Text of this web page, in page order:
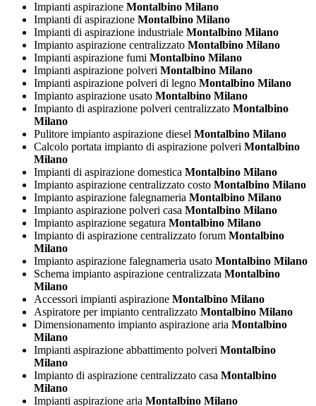
Impianti aspirazione Montalbino Milano
Impianti di aspirazione Montalbino Milano
Impianti di aspirazione industriale Montalbino Milano
Impianto aspirazione centralizzato Montalbino Milano
Impianti aspirazione fumi Montalbino Milano
Impianti aspirazione polveri Montalbino Milano
Impianti aspirazione polveri di legno Montalbino Milano
Impianto aspirazione usato Montalbino Milano
Impianto di aspirazione polveri centralizzato Montalbino
Milano
Pulitore impianto aspirazione diesel Montalbino Milano
Calcolo portata impianto di aspirazione polveri Montalbino
Milano
Impianti di aspirazione domestica Montalbino Milano
Impianto aspirazione centralizzato costo Montalbino Milano
Impianto aspirazione falegnameria Montalbino Milano
Impianto aspirazione polveri casa Montalbino Milano
Impianto aspirazione segatura Montalbino Milano
Impianto di aspirazione centralizzato forum Montalbino
Milano
Impianto aspirazione falegnameria usato Montalbino Milano
Schema impianto aspirazione centralizzata Montalbino
Milano
Accessori impianti aspirazione Montalbino Milano
Aspiratore per impianto centralizzato Montalbino Milano
Dimensionamento impianto aspirazione aria Montalbino
Milano
Impianti aspirazione abbattimento polveri Montalbino
Milano
Impianto di aspirazione centralizzato casa Montalbino
Milano
Impianti aspirazione aria Montalbino Milano